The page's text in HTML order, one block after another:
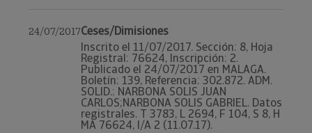
24/07/2017Ceses/Dimisiones
Inscrito el 11/07/2017. Sección: 8, Hoja
Registral: 76624, Inscripción: 2.
Publicado el 24/07/2017 en MALAGA.
Boletín: 139, Referencia: 302.872. ADM.
SOLID.: NARBONA SOLIS JUAN
CARLOS;NARBONA SOLIS GABRIEL. Datos
registrales. T 3783, L 2694, F 104, S 8, H
MA 76624, I/A 2 (11.07.17).